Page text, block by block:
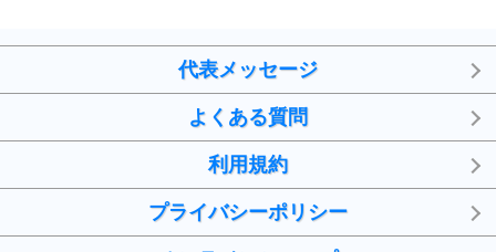
代表メッセージ
よくある質問
利用規約
プライバシーポリシー